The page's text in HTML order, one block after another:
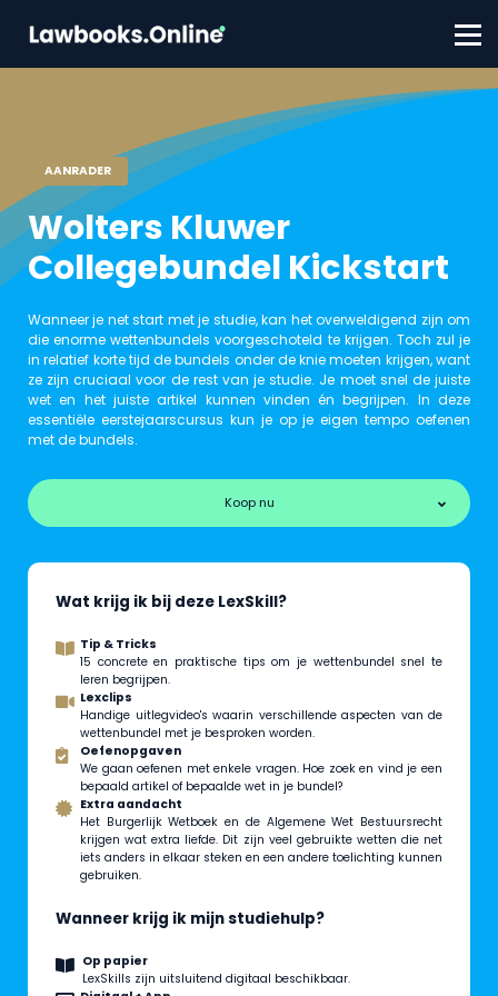
FAQ
Contact
Account aanmaken
Inloggen
AANRADER
Wolters Kluwer
Collegebundel Kickstart
Wanneer je net start met je studie, kan het overweldigend zijn om
die enorme wettenbundels voorgeschoteld te krijgen. Toch zul je
in relatief korte tijd de bundels onder de knie moeten krijgen, want
ze zijn cruciaal voor de rest van je studie. Je moet snel de juiste
wet en het juiste artikel kunnen vinden én begrijpen. In deze
essentiële eerstejaarscursus kun je op je eigen tempo oefenen
met de bundels.
Koop nu
Wat krijg ik bij deze LexSkill?
Tip & Tricks
15 concrete en praktische tips om je wettenbundel snel te
leren begrijpen.
Lexclips
Handige uitlegvideo's waarin verschillende aspecten van de
wettenbundel met je besproken worden.
Oefenopgaven
We gaan oefenen met enkele vragen. Hoe zoek en vind je een
bepaald artikel of bepaalde wet in je bundel?
Extra aandacht
Het Burgerlijk Wetboek en de Algemene Wet Bestuursrecht
krijgen wat extra liefde. Dit zijn veel gebruikte wetten die net
iets anders in elkaar steken en een andere toelichting kunnen
gebruiken.
Wanneer krijg ik mijn studiehulp?
Op papier
LexSkills zijn uitsluitend digitaal beschikbaar.